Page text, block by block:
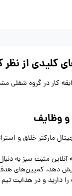
از نظر
وظایف
مارکتر خلاق و
آنلاین مثبت سبز به
را دارید و در هدایت